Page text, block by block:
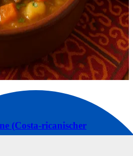
(Costa-ricanischer